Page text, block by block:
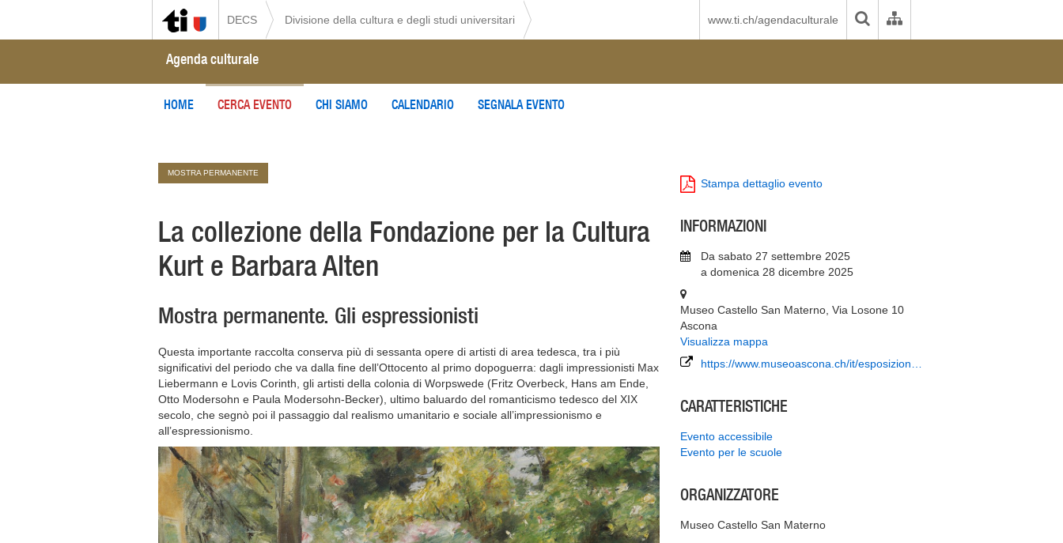
DECS Divisione della cultura e degli studi universitari www.ti.ch/agendaculturale
Agenda culturale
HOME CERCA EVENTO CHI SIAMO CALENDARIO SEGNALA EVENTO
MOSTRA PERMANENTE
La collezione della Fondazione per la Cultura
Kurt e Barbara Alten
Mostra permanente. Gli espressionisti
Questa importante raccolta conserva più di sessanta opere di artisti di area tedesca, tra i più
significativi del periodo che va dalla fine dell’Ottocento al primo dopoguerra: dagli impressionisti Max
Liebermann e Lovis Corinth, gli artisti della colonia di Worpswede (Fritz Overbeck, Hans am Ende,
Otto Modersohn e Paula Modersohn-Becker), ultimo baluardo del romanticismo tedesco del XIX
secolo, che segnò poi il passaggio dal realismo umanitario e sociale all’impressionismo e
all’espressionismo.
Stampa dettaglio evento
INFORMAZIONI
Da sabato 27 settembre 2025
a domenica 28 dicembre 2025
Museo Castello San Materno, Via Losone 10
Ascona
Visualizza mappa
https://www.museoascona.ch/it/esposizion…
CARATTERISTICHE
Evento accessibile
Evento per le scuole
ORGANIZZATORE
Museo Castello San Materno